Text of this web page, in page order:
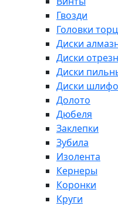
Гвозди
Головки
Диски
Диски
Диски
Диски
Долото
Дюбеля
Заклепки
Зубила
Изолента
Кернеры
Коронки
Круги